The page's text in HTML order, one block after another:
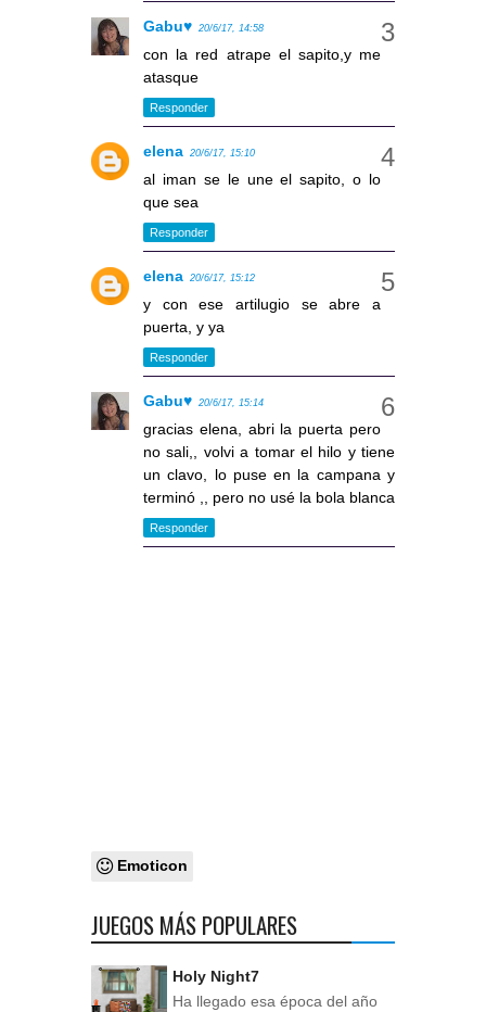
Gabu♥ 20/6/17, 14:58
con la red atrape el sapito,y me
atasque
Responder
elena 20/6/17, 15:10
al iman se le une el sapito, o lo
que sea
Responder
elena 20/6/17, 15:12
y con ese artilugio se abre a
puerta, y ya
Responder
Gabu♥ 20/6/17, 15:14
gracias elena, abri la puerta pero
no sali,, volvi a tomar el hilo y tiene
un clavo, lo puse en la campana y
terminó ,, pero no usé la bola blanca
Responder
Emoticon
JUEGOS MÁS POPULARES
Holy Night7
Ha llegado esa época del año